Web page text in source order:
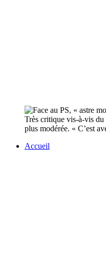
Très critique vis-à-vis
plus modérée. « C’est
Accueil